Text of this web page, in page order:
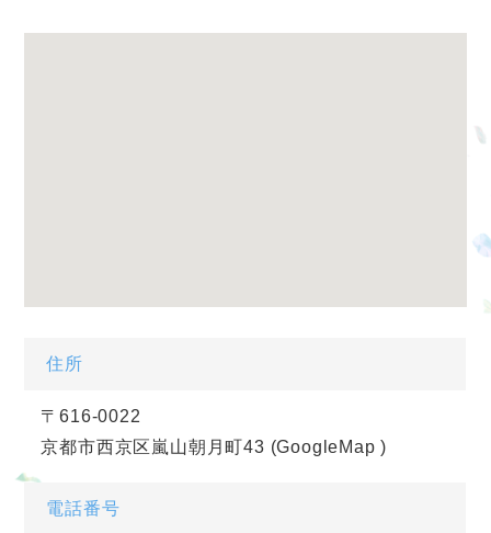
住所
〒616-0022
京都市西京区嵐山朝月町43 (GoogleMap)
電話番号